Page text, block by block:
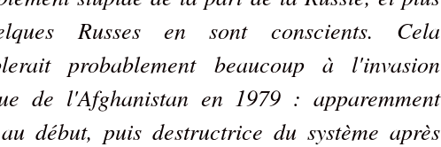
Russes en sont conscients. Cela
probablement beaucoup à l'invasion
de l'Afghanistan en 1979 : apparemment
début, puis destructrice du système après